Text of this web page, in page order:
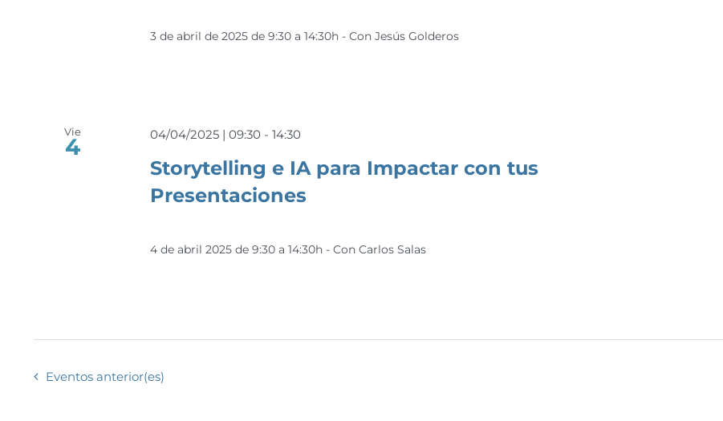
3 de abril de 2025 de 9:30 a 14:30h - Con Jesús Golderos
Vie
4
Storytelling e IA para Impactar con tus
Presentaciones
04/04/2025 | 09:30 -14:30
4 de abril 2025 de 9:30 a 14:30h - Con Carlos Salas
Eventos anterior(es)